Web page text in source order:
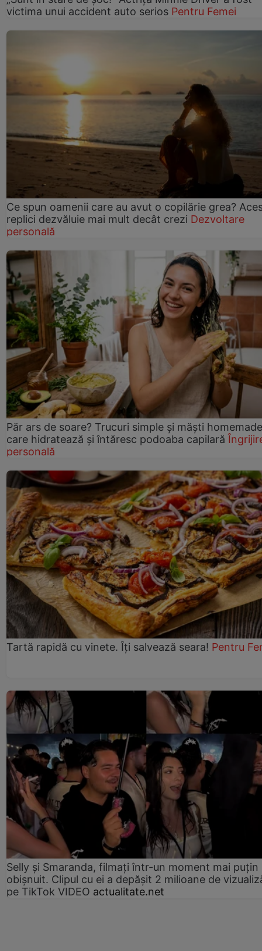
victima unui accident auto serios Pentru Femei
Ce spun oamenii care au avut o copilărie grea?
replici dezvăluie mai mult decât crezi Dezvoltare
personală
Păr ars de soare? Trucuri simple și măști homemade
care hidratează și întăresc podoaba capilară
personală
Tartă rapidă cu vinete. Îți salvează seara! Pentru
Selly și Smaranda, filmați într-un moment mai puțin
obișnuit. Clipul cu ei a depășit 2 milioane de
pe TikTok VIDEO actualitate.net